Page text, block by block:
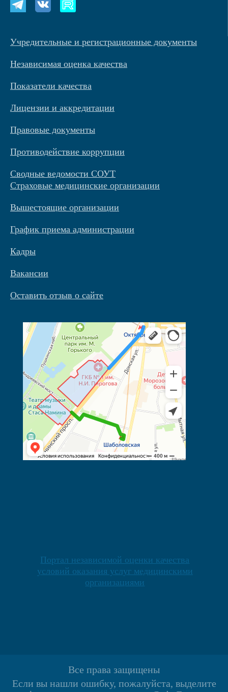
Учредительные и регистрационные документы
Независимая оценка качества
Показатели качества
Лицензии и аккредитации
Правовые документы
Противодействие коррупции
Сводные ведомости СОУТ
Страховые медицинские организации
Вышестоящие организации
График приема администрации
Кадры
Вакансии
Оставить отзыв о сайте
Портал независимой оценки качества
условий оказания услуг медицинскими
организациями
Все права защищены
Если вы нашли ошибку, пожалуйста, выделите